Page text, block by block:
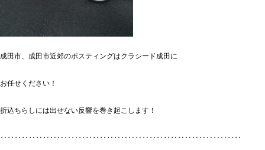
成田市、成田市近郊のポスティングはクラシード成田に
お任せください！
折込ちらしには出せない反響を巻き起こします！
‥‥‥‥‥‥‥‥‥‥‥‥‥‥‥‥‥‥‥‥‥‥‥‥‥‥‥‥‥‥‥‥‥‥